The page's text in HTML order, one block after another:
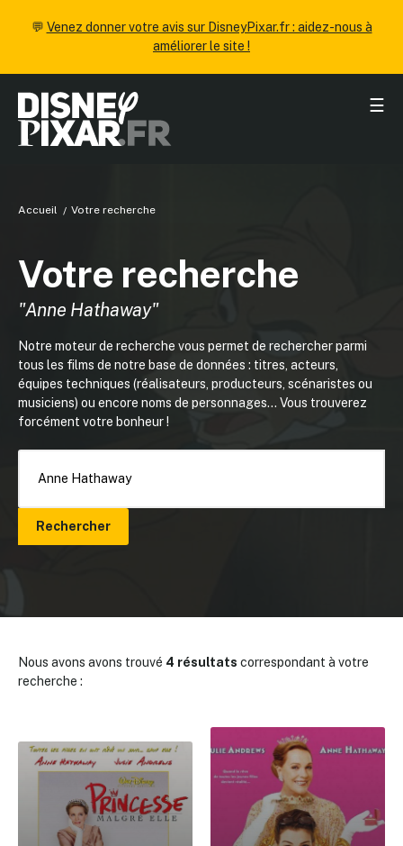
💬 Venez donner votre avis sur DisneyPixar.fr : aidez-nous à
améliorer le site !
☰
Accueil Votre recherche
Votre recherche
"Anne Hathaway"
Notre moteur de recherche vous permet de rechercher parmi
tous les films de notre base de données : titres, acteurs,
équipes techniques (réalisateurs, producteurs, scénaristes ou
musiciens) ou encore noms de personnages... Vous trouverez
forcément votre bonheur !
Rechercher
Nous avons avons trouvé 4 résultats correspondant à votre
recherche :